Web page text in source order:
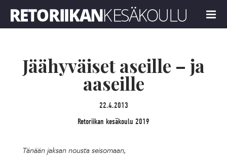
MENU
Jäähyväiset aseille – ja
aaseille
22.4.2013
Retoriikan kesäkoulu 2019
Tänään jaksan nousta seisomaan,